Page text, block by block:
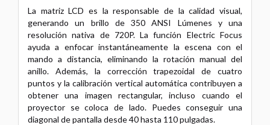
La matriz LCD es la responsable de la calidad visual,
generando un brillo de 350 ANSI Lúmenes y una
resolución nativa de 720P. La función Electric Focus
ayuda a enfocar instantáneamente la escena con el
mando a distancia, eliminando la rotación manual del
anillo. Además, la corrección trapezoidal de cuatro
puntos y la calibración vertical automática contribuyen a
obtener una imagen rectangular, incluso cuando el
proyector se coloca de lado. Puedes conseguir una
diagonal de pantalla desde 40 hasta 110 pulgadas.